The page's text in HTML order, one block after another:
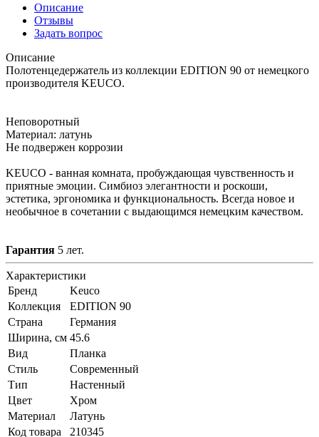
Описание
Отзывы
Задать вопрос
Описание
Полотенцедержатель из коллекции EDITION 90 от немецкого
производителя KEUCO.
Неповоротный
Материал: латунь
Не подвержен коррозии
KEUCO - ванная комната, пробуждающая чувственность и
приятные эмоции. Симбиоз элегантности и роскоши,
эстетика, эргономика и функциональность. Всегда новое и
необычное в сочетании с выдающимся немецким качеством.
Гарантия 5 лет.
Характеристики
Бренд
Keuco
Коллекция
EDITION 90
Страна
Германия
Ширина, см 45.6
Вид
Планка
Стиль
Современный
Тип
Настенный
Цвет
Хром
Материал
Латунь
Код товара
210345